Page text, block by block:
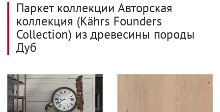
Паркет коллекции Авторская
коллекция (Kährs Founders
Collection) из древесины породы
Дуб